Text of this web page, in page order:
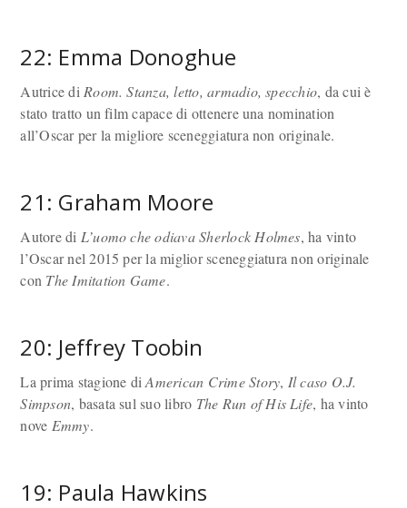
22: Emma Donoghue
Autrice di Room. Stanza, letto, armadio, specchio, da cui è
stato tratto un film capace di ottenere una nomination
all’Oscar per la migliore sceneggiatura non originale.
21: Graham Moore
Autore di L’uomo che odiava Sherlock Holmes, ha vinto
l’Oscar nel 2015 per la miglior sceneggiatura non originale
con The Imitation Game.
20: Jeffrey Toobin
La prima stagione diAmerican Crime Story, Il caso O.J.
Simpson, basata sul suo libro The Run of His Life, ha vinto
nove Emmy.
19: Paula Hawkins